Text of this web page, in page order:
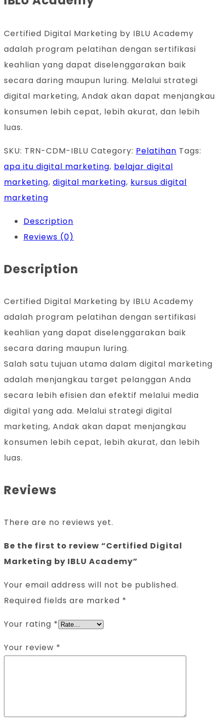
Certified Digital Marketing by IBLU Academy
adalah program pelatihan dengan sertifikasi
keahlian yang dapat diselenggarakan baik
secara daring maupun luring. Melalui strategi
digital marketing, Andak akan dapat menjangkau
konsumen lebih cepat, lebih akurat, dan lebih
luas.
SKU: TRN-CDM-IBLU Category: Pelatihan Tags:
apa itu digital marketing, belajar digital
marketing, digital marketing, kursus digital
marketing
Description
Reviews (0)
Description
Certified Digital Marketing by IBLU Academy
adalah program pelatihan dengan sertifikasi
keahlian yang dapat diselenggarakan baik
secara daring maupun luring.
Salah satu tujuan utama dalam digital marketing
adalah menjangkau target pelanggan Anda
secara lebih efisien dan efektif melalui media
digital yang ada. Melalui strategi digital
marketing, Andak akan dapat menjangkau
konsumen lebih cepat, lebih akurat, dan lebih
luas.
Reviews
There are no reviews yet.
Be the first to review “Certified Digital
Marketing by IBLU Academy”
Your email address will not be published.
Required fields are marked *
Your rating *
Your review *